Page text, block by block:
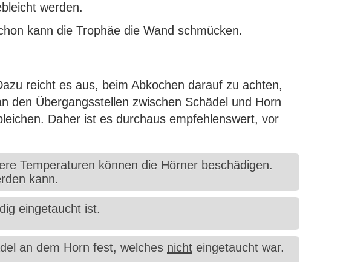
werden.
kann die Trophäe die Wand schmücken.
reicht es aus, beim Abkochen darauf zu achten,
den Übergangsstellen zwischen Schädel und Horn
Daher ist es durchaus empfehlenswert, vor
Temperaturen können die Hörner beschädigen.
kann.
eingetaucht ist.
an dem Horn fest, welches nicht eingetaucht war.